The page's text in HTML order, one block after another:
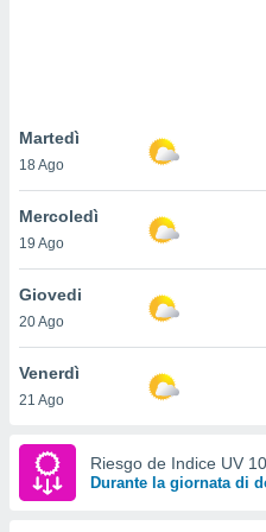
ti
installati
per
nel
o
potrai
Martedì
18 Ago
Mercoledì
19 Ago
Giovedi
20 Ago
Venerdì
21 Ago
Riesgo de Indice UV
Durante la giornata di